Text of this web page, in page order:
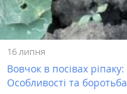
16 липня
Вовчок в посівах
Особливості та боротьба